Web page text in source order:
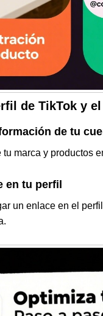
de TikTok y
de tu
tu marca y productos
en tu perfil
un enlace en el